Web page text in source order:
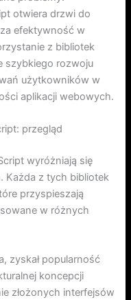
otwiera drzwi do
efektywność w
z bibliotek
szybkiego rozwoju
użytkowników w
aplikacji webowych.
przegląd
wyróżniają się
Każda z tych bibliotek
przyspieszają
w różnych
zyskał popularność
koncepcji
złożonych interfejsów